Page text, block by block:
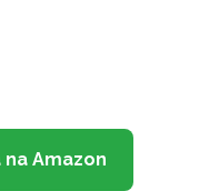
Amazon